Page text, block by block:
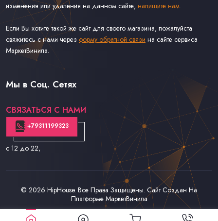
изменения или удаления на данном сайте, напишите нам.
Если Вы хотите такой же сайт для своего магазина, пожалуйста
свяжитесь с нами через форму обратной связи на сайте сервиса
МаркетВинила.
Каталог Музыки на Виниле В Наличии
Доставка и Оплата
Мы в Соц. Сетях
СВЯЗАТЬСЯ С НАМИ
+79311199323
с 12 до 22,
© 2026 HipHouse. Все Права Защищены. Сайт Создан На
Платформе МаркетВинила